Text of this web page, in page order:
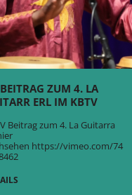
ZUM 4. LA
ERL IM KBTV
Beitrag zum 4. La Guitarra
https://vimeo.com/74